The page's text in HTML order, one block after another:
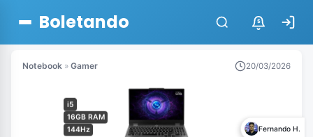
Boletando $
Notebook » Gamer 20/03/2026
i5
16GB RAM
144Hz
Fernando H.